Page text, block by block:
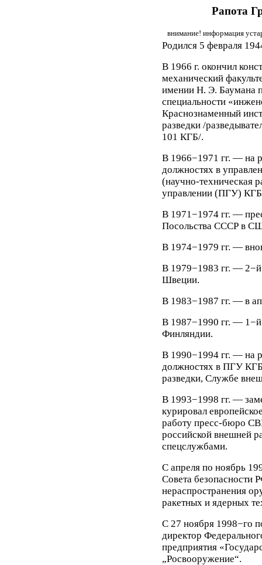
Рапота
внимание! информация
Родился 5 февраля
В 1966 г. окончил
механический
имении Н. Э. Баумана
специальности
Краснознаменный
разведки /
101 КГБ/.
В 1966−1971 гг. — на
должностях в
(научно-техническая
управлении (ПГУ)
В 1971−1974 гг. —
Посольства СССР в
В 1974−1979 гг. —
В 1979−1983 гг. — 2−й
Швеции.
В 1983−1987 гг. — в
В 1987−1990 гг. — 1−й
Финляндии.
В 1990−1994 гг. — на
должностях в ПГУ
разведки, Службе
В 1993−1998 гг. —
курировал
работу пресс-бюро
российской внешней
спецслужбами.
С апреля по ноябрь
Совета безопасности
нераспространения
ракетных и ядерных
С 27 ноября 1998−го
директор
предприятия
„Росвооружение“.